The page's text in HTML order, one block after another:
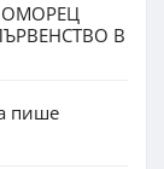
В
пише